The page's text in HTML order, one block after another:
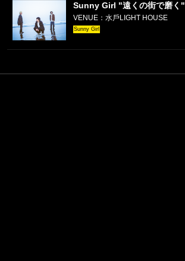
Sunny Girl "遠くの街で磨く"
VENUE：⽔⼾LIGHT HOUSE
Sunny Girl